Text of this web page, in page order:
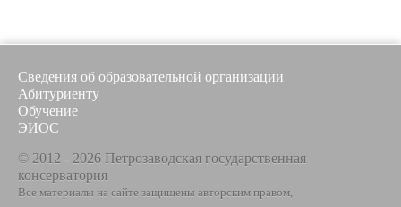
Сведения об образовательной организации
Абитуриенту
Обучение
ЭИОС
© 2012 - 2026 Петрозаводская государственная
консерватория
Все материалы на сайте защищены авторским правом,